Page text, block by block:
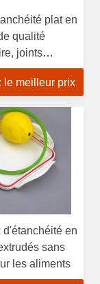
plat en
qualité
joints
silicone FDA
le meilleur prix
d'étanchéité en
sans
les aliments